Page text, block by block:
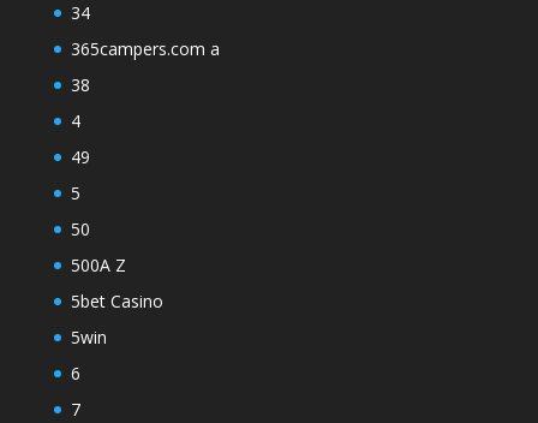
34
365campers.com a
38
4
49
5
50
500A Z
5bet Casino
5win
6
7